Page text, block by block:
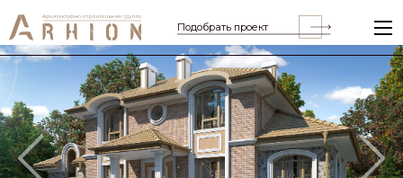
Подобрать проект
Previous